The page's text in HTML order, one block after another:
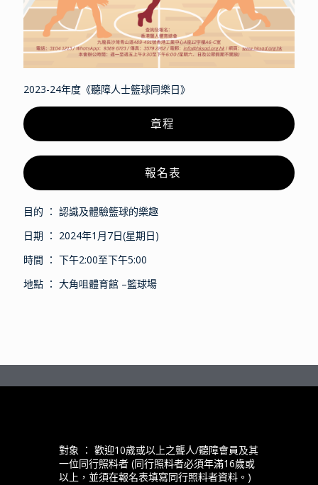
2023-24年度《聽障人士籃球同樂日》
章程
報名表
目的 ： 認識及體驗籃球的樂趣
日期 ： 2024年1月7日(星期日)
時間 ： 下午2:00至下午5:00
地點 ： 大角咀體育館 –籃球場
對象 ： 歡迎10歲或以上之聾人/聽障會員及其
一位同行照料者 (同行照料者必須年滿16歲或
以上，並須在報名表填寫同行照料者資料。)